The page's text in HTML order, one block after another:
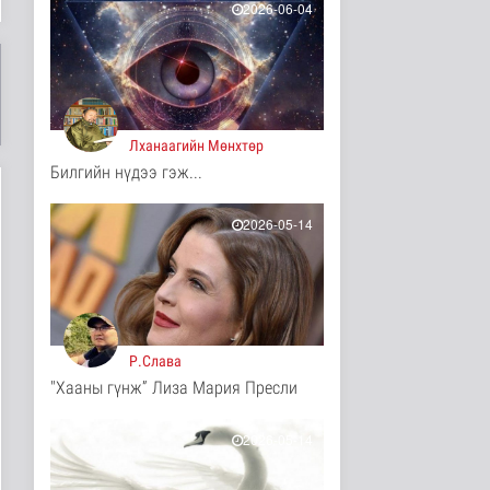
4 цаг 8 минутын өмнө
Хөдөө орон нутагт
шатахуун
нийлүүлэлтийг хоёр да..
Нийгэм
4 цаг 10 минутын өмнө
ЦАГ АГААР:
26 хэм дулаан
Байгаль орчин
4 цаг 22 минутын өмнө
Монгол Улсын Төрийн
дуулал
Энтертайнмент
8 цаг 38 минутын өмнө
"Цагийн хүрд"
/2026.08.08/
Нийгэм
18 цаг 42 минутын өмнө
2026-06-04
Лханаагийн Мөнхтөр
Билгийн нүдээ гэж...
2026-05-14
Р.Слава
"Хааны гүнж” Лиза Мария Пресли
2026-05-14